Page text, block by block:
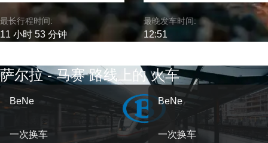
最长行程时间:
11 小时 53 分钟
最晚发车时间:
12:51
萨尔拉 - 马赛 路线上的 火车
BeNe
一次换车
BeNe
一次换车